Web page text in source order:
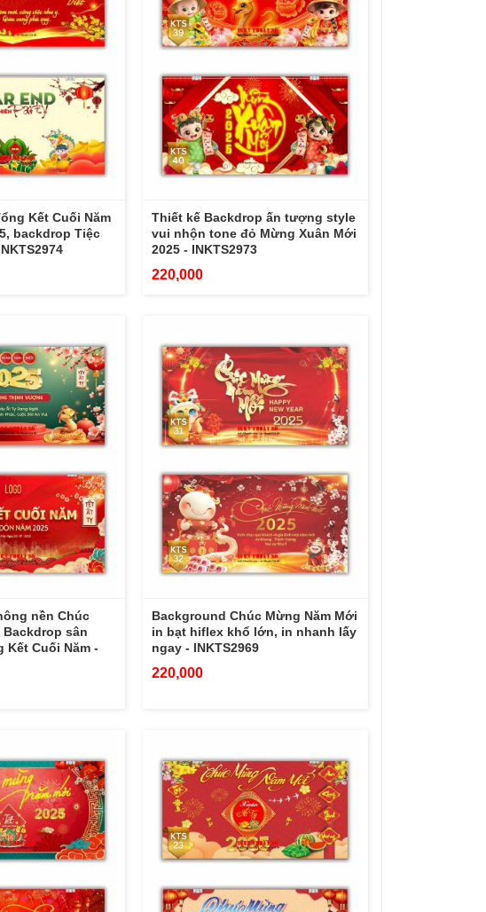
Kết Cuối Năm
backdrop Tiệc
Thiết kế Backdrop ấn tượng style
vui nhộn tone đỏ Mừng Xuân Mới
2025 - INKTS2973
220,000
nền Chúc
Backdrop sân
Kết Cuối Năm -
Background Chúc Mừng Năm Mới
in bạt hiflex khổ lớn, in nhanh lấy
ngay - INKTS2969
220,000